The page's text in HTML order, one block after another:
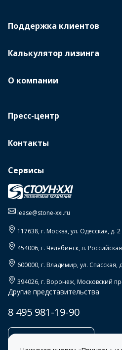
Поддержка клиентов
Калькулятор лизинга
О компании
Пресс-центр
Контакты
Сервисы
lease@stone-xxi.ru
117638, г. Москва,ул. Одесская, д. 2
454006, г. Челябинск,л.
600000, г. Владимир,ул. Спасская,
394026, г. Воронеж,Московский
Другие представительства
8 495 981-19-90